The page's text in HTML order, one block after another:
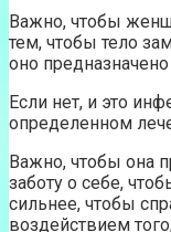
Важно, чтобы
тем, чтобы тело
оно предназначено
Если нет, и это
определенном
Важно, чтобы она
заботу о себе,
сильнее, чтобы
воздействием